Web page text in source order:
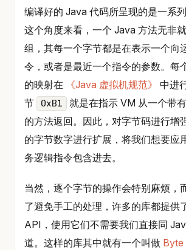
编译好的 Java 代码所呈现的是一系
这个角度来看，一个 Java 方法无非
组，其每一个字节都是在表示一个向
令，或者是最近一个指令的参数。每
的映射在
《Java 虚拟机规范》
中进
节
0xB1
就是在指示 VM 从一个带
的方法返回。因此，对字节码进行增
的字节数字进行扩展，将我们想要应
务逻辑指令包含进去。
当然，逐个字节的操作会特别麻烦，
了避免手工的处理，许多的库都提供
API，使用它们不需要我们直接同
道。这样的库其中就有一个叫做 Byte